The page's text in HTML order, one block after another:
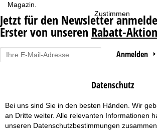
Zustimmen
t
e
Magazin.
Jetzt für den Newsletter
Erster von unseren Rabatt-
Anmelden
Datenschutz
Bei uns sind Sie in den besten Händen. Wir
an Dritte weiter. Alle relevanten Informationen
unseren Datenschutzbestimmungen